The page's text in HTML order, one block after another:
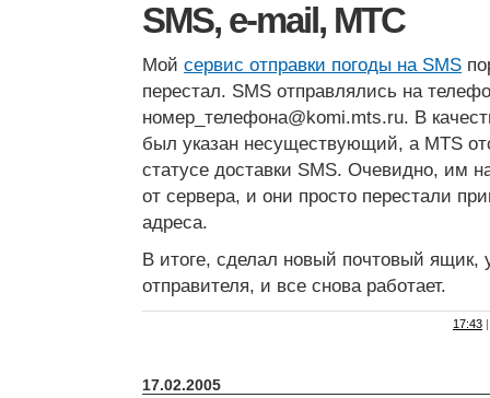
SMS, e-mail, МТС
Мой сервис отправки погоды на SMS
перестал. SMS отправлялись на
номер_телефона@komi.mts.ru. В
был указан несуществующий, а MTS
статусе доставки SMS. Очевидно, им
от сервера, и они просто перестали
адреса.
В итоге, сделал новый почтовый ящик,
отправителя, и все снова работает.
17:43 |
17.02.2005